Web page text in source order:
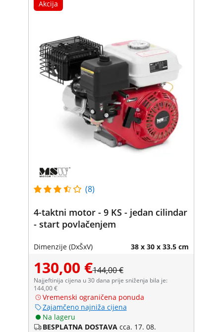
Akcija
(8)
4-taktni motor - 9 KS - jedan cilindar
- start povlačenjem
Dimenzije (DxŠxV) 38 x 30 x 33.5 cm
130,00 €144,00 €
Najjeftinija cijena u 30 dana prije sniženja bila je:
144,00 €
Vremenski ograničena ponuda
Zajamčeno najniža cijena
Na lageru
BESPLATNA DOSTAVA cca. 17. 08.